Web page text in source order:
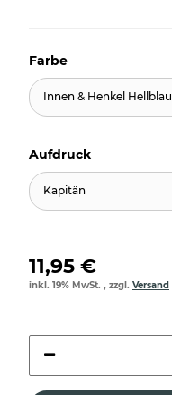
Farbe
Innen & Henkel Hellblau
Aufdruck
Kapitän
11,95 €
inkl. 19% MwSt. , zzgl. Versand